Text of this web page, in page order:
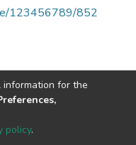
123456789/852
2026
for the
policy.